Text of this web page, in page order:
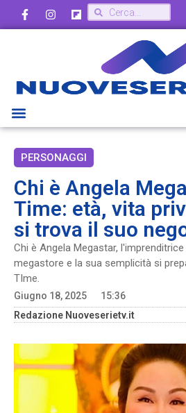
PERSONAGGI
Chi è Angela
Time: età, vita
si trova il suo
Chi è Angela Megastar,
megastore e la sua semplicità si
TIme.
Giugno 18, 2025
15:36
Redazione Nuoveserietv.it